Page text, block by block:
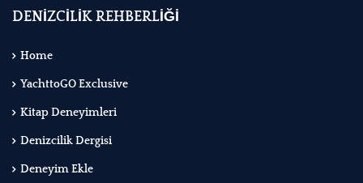
DENİZCİLİK REHBERLİĞİ
Home
YachttoGO Exclusive
Kitap Deneyimleri
Denizcilik Dergisi
Deneyim Ekle